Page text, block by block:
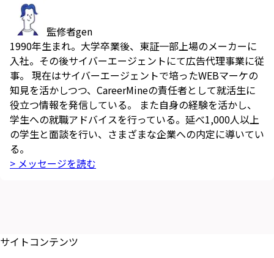
監修者gen
1990年生まれ。大学卒業後、東証一部上場のメーカーに
入社。その後サイバーエージェントにて広告代理事業に従
事。 現在はサイバーエージェントで培ったWEBマーケの
知見を活かしつつ、CareerMineの責任者として就活生に
役立つ情報を発信している。 また自身の経験を活かし、
学生への就職アドバイスを行っている。延べ1,000人以上
の学生と面談を行い、さまざまな企業への内定に導いてい
る。
> メッセージを読む
サイトコンテンツ